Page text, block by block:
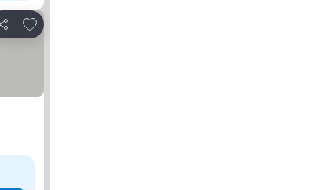
Partager
Ajouter à mes favoris